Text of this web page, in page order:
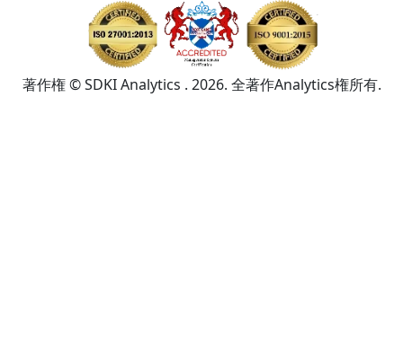
著作権 © SDKI Analytics . 2026. 全著作Analytics権所有.